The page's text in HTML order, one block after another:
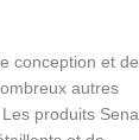
conception et de
autres
produits Sena